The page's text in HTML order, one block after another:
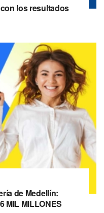
los resultados
de Medellín:
MIL MILLONES